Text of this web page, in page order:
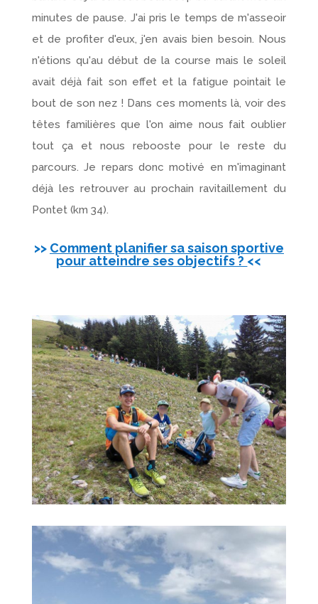
minutes de pause. J'ai pris le temps de m'asseoir
et de profiter d'eux, j'en avais bien besoin. Nous
n'étions qu'au début de la course mais le soleil
avait déjà fait son effet et la fatigue pointait le
bout de son nez ! Dans ces moments là, voir des
têtes familières que l'on aime nous fait oublier
tout ça et nous rebooste pour le reste du
parcours. Je repars donc motivé en m'imaginant
déjà les retrouver au prochain ravitaillement du
Pontet (km 34).
>> Comment planifier sa saison sportive
pour atteindre ses objectifs ? <<